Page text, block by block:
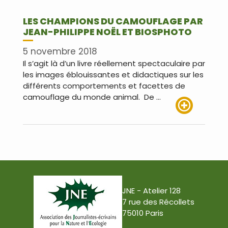
LES CHAMPIONS DU CAMOUFLAGE PAR
JEAN-PHILIPPE NOËL ET BIOSPHOTO
5 novembre 2018
Il s’agit là d’un livre réellement spectaculaire par
les images éblouissantes et didactiques sur les
différents comportements et facettes de
camouflage du monde animal. De …
JNE - Atelier 128
7 rue des Récollets
75010 Paris